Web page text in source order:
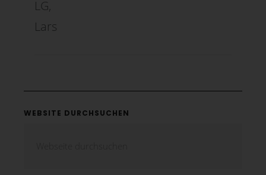
LG,
Lars
WEBSITE DURCHSUCHEN